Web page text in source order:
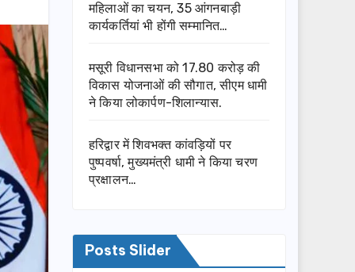
महिलाओं का चयन, 35 आंगनबाड़ी
कार्यकर्तियां भी होंगी सम्मानित…
मसूरी विधानसभा को 17.80 करोड़ की
विकास योजनाओं की सौगात, सीएम धामी
ने किया लोकार्पण-शिलान्यास.
हरिद्वार में शिवभक्त कांवड़ियों पर
पुष्पवर्षा, मुख्यमंत्री धामी ने किया चरण
प्रक्षालन…
Posts Slider